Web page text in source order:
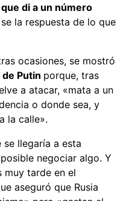
di a un número
la respuesta de lo que
ocasiones, se mostró
Putin porque, tras
a atacar, «mata a un
o donde sea, y
la calle».
se llegaría a esta
negociar algo. Y
muy tarde en el
aseguró que Rusia